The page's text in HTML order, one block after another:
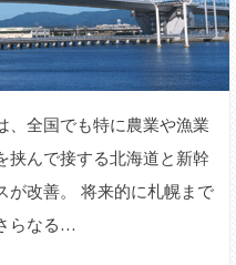
、全国でも特に農業や漁業
挟んで接する北海道と新幹
が改善。 将来的に札幌まで
らなる…